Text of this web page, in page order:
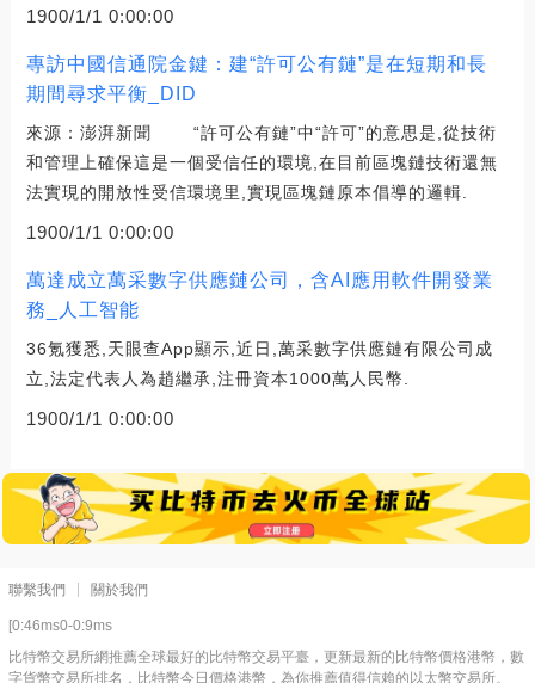
1900/1/1 0:00:00
專訪中國信通院金鍵：建“許可公有鏈”是在短期和長
期間尋求平衡_DID
來源：澎湃新聞 “許可公有鏈”中“許可”的意思是,從技術
和管理上確保這是一個受信任的環境,在目前區塊鏈技術還無
法實現的開放性受信環境里,實現區塊鏈原本倡導的邏輯.
1900/1/1 0:00:00
萬達成立萬采數字供應鏈公司，含AI應用軟件開發業
務_人工智能
36氪獲悉,天眼查App顯示,近日,萬采數字供應鏈有限公司成
立,法定代表人為趙繼承,注冊資本1000萬人民幣.
1900/1/1 0:00:00
聯繫我們 關於我們
[0:46ms0-0:9ms
比特幣交易所網推薦全球最好的比特幣交易平臺，更新最新的比特幣價格港幣，數
字貨幣交易所排名，比特幣今日價格港幣，為你推薦值得信賴的以太幣交易所。